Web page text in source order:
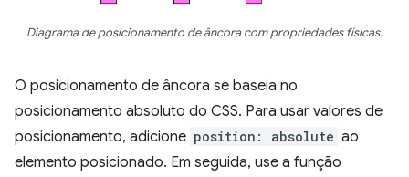
Diagrama de posicionamento de âncora com propriedades físicas.
O posicionamento de âncora se baseia no
posicionamento absoluto do CSS. Para usar valores de
posicionamento, adicione position: absolute ao
elemento posicionado. Em seguida, use a função